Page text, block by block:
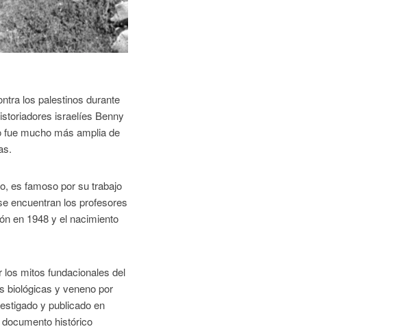
los palestinos durante
israelíes Benny
mucho más amplia de
es famoso por su trabajo
encuentran los profesores
en 1948 y el nacimiento
mitos fundacionales del
biológicas y veneno por
y publicado en
histórico